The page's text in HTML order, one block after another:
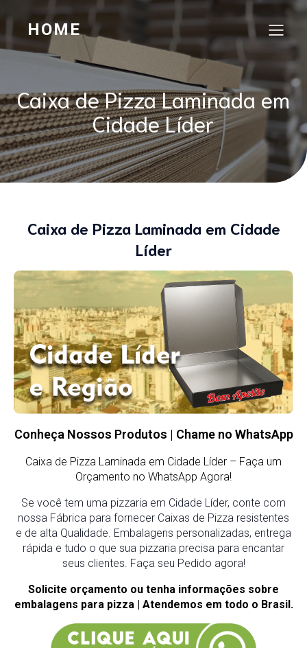
HOME
Caixa de Pizza Laminada em
Cidade Líder
Caixa de Pizza Laminada em Cidade
Líder
Conheça Nossos Produtos | Chame no WhatsApp
Caixa de Pizza Laminada em Cidade Líder – Faça um
Orçamento no WhatsApp Agora!
Se você tem uma pizzaria em Cidade Líder, conte com
nossa Fábrica para fornecer Caixas de Pizza resistentes
e de alta Qualidade. Embalagens personalizadas, entrega
rápida e tudo o que sua pizzaria precisa para encantar
seus clientes. Faça seu Pedido agora!
Solicite orçamento ou tenha informações sobre
embalagens para pizza | Atendemos em todo o Brasil.